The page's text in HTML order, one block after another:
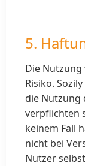
5.
Die Nutzung
Risiko.
die Nutzung
verpflichten
keinem Fall
nicht bei
Nutzer